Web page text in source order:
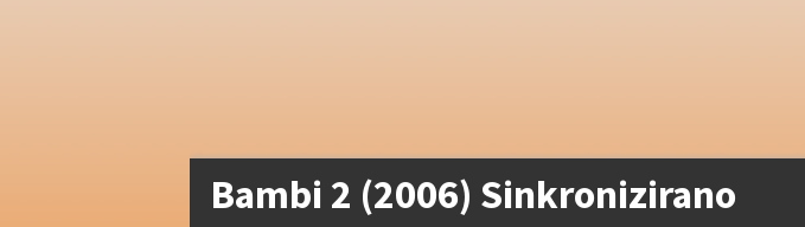
Bambi 2 (2006) Sinkronizirano